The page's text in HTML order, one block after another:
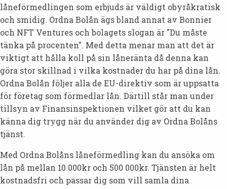
låneförmedlingen som erbjuds är väldigt obyråkratisk
och smidig. Ordna Bolån ägs bland annat av Bonnier
och NFT Ventures och bolagets slogan är "Du måste
tänka på procenten". Med detta menar man att det är
viktigt att hålla koll på sin låneränta då denna kan
göra stor skillnad i vilka kostnader du har på dina lån.
Ordna Bolån följer alla de EU-direktiv som är uppsatta
för företag som förmedlar lån. Därtill står man under
tillsyn av Finansinspektionen vilket gör att du kan
känna dig trygg när du använder dig av Ordna Bolåns
tjänst.
Med Ordna Bolåns låneförmedling kan du ansöka om
lån på mellan 10 000kr och 500 000kr. Tjänsten är helt
kostnadsfri och passar dig som vill samla dina